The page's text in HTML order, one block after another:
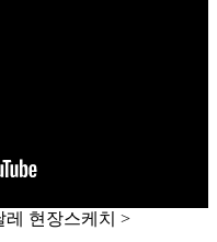
레 현장스케치 >